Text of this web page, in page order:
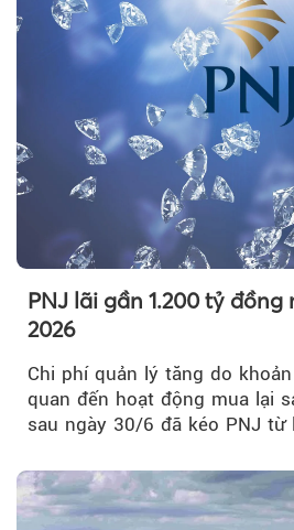
PNJ lãi gần 1.200 tỷ
2026
Chi phí quản lý tăng do
quan đến hoạt động mua lại
sau ngày 30/6 đã kéo PNJ từ